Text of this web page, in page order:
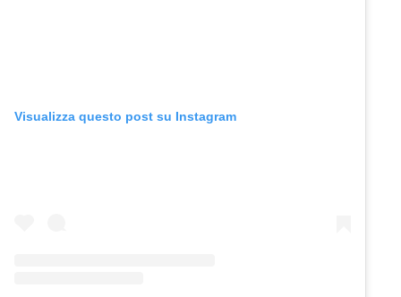
Visualizza questo post su Instagram